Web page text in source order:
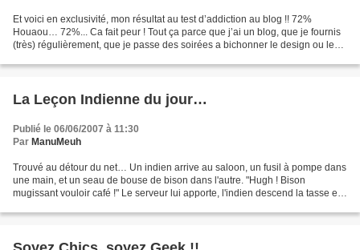
Et voici en exclusivité, mon résultat au test d’addiction au blog !! 72%
Houaou… 72%... Ca fait peur ! Tout ça parce que j’ai un blog, que je fournis
(très) régulièrement, que je passe des soirées a bichonner le design ou les
La Leçon Indienne du jour…
Publié le 06/06/2007 à 11:30
Par ManuMeuh
Trouvé au détour du net… Un indien arrive au saloon, un fusil à pompe dans
une main, et un seau de bouse de bison dans l'autre. "Hugh ! Bison
mugissant vouloir café !" Le serveur lui apporte, l'indien descend la tasse en